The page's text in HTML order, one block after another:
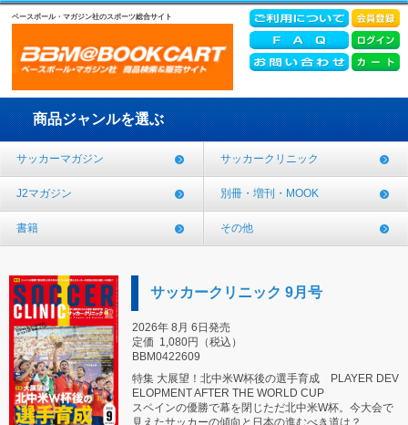
ベースボール・マガジン社のスポーツ総合サイト
商品ジャンルを選ぶ
サッカーマガジン サッカークリニック
J2マガジン 別冊・増刊・MOOK
書籍 その他
サッカークリニック 9月号
2026年 8月 6日発売
定価 1,080円（税込）
BBM0422609
特集 大展望！北中米W杯後の選手育成 PLAYER DEV
ELOPMENT AFTER THE WORLD CUP
スペインの優勝で幕を閉じただ北中米W杯。今大会で